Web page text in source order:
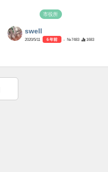
市役所
swell
2020/5/11 6 年前 - №7483 1683